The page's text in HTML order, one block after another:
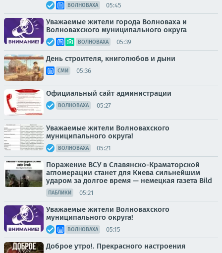
ВОЛНОВАХА 05:45
Уважаемые жители города Волноваха и
Волновахского муниципального округа
ВОЛНОВАХА 05:39
День строителя, книголюбов и дыни
СМИ 05:36
Официальный сайт администрации
ВОЛНОВАХА 05:27
Уважаемые жители Волновахского
муниципального округа!
ВОЛНОВАХА 05:21
Поражение ВСУ в Славянско-Краматорской
агломерации станет для Киева сильнейшим
ударом за долгое время — немецкая газета Bild
ПАБЛИКИ 05:21
Уважаемые жители Волновахского
муниципального округа!
ВОЛНОВАХА 05:15
Доброе утро!. Прекрасного настроения